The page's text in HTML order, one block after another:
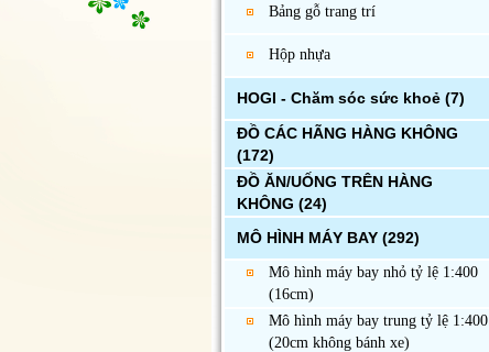
Bảng gỗ trang trí
Hộp nhựa
HOGI - Chăm sóc sức khoẻ (7)
ĐỒ CÁC HÃNG HÀNG KHÔNG
(172)
ĐỒ ĂN/UỐNG TRÊN HÀNG
KHÔNG (24)
MÔ HÌNH MÁY BAY (292)
Mô hình máy bay nhỏ tỷ lệ 1:400
(16cm)
Mô hình máy bay trung tỷ lệ 1:400
(20cm không bánh xe)